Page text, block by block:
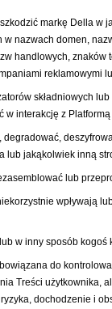
markę Della w
nazwach domen,
handlowych,
reklamowymi
składniowych
w interakcję z
lub jakąkolwiek inną
lub
wpływają
w inny sposób kogoś
do
Treści użytkownika,
dochodzenie i